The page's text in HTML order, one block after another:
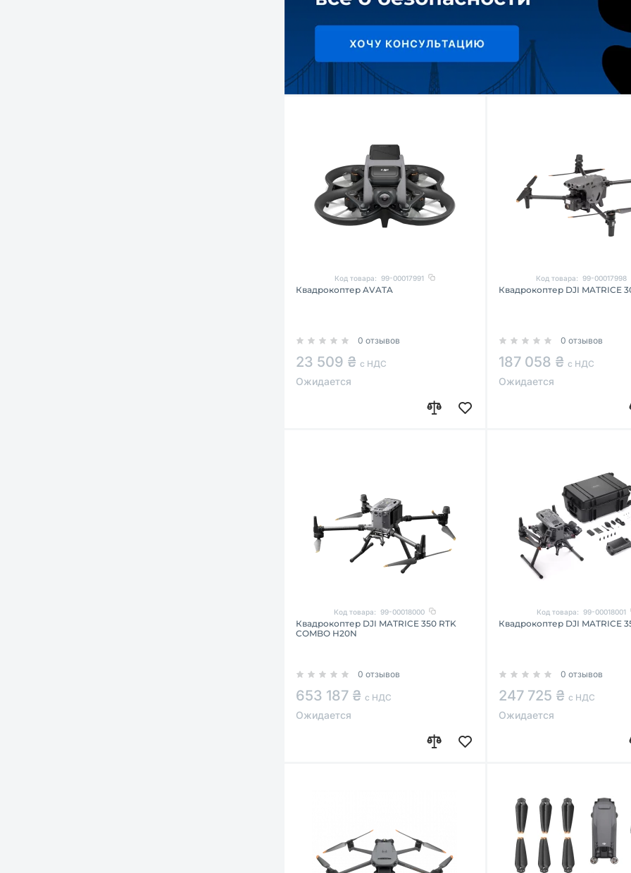
Код товара: 99-00017991
Квадрокоптер AVATA
0 отзывов
23 509 ₴ с НДС
Ожидается
Код товара: 99-00017998
Квадрокоптер DJI MATRICE
0 отзывов
187 058 ₴ с НДС
Ожидается
Код товара: 99-00018000
Квадрокоптер DJI MATRICE 350 RTK
COMBO H20N
0 отзывов
653 187 ₴ с НДС
Ожидается
Код товара: 99-00018001
Квадрокоптер DJI MATRICE
0 отзывов
247 725 ₴ с НДС
Ожидается